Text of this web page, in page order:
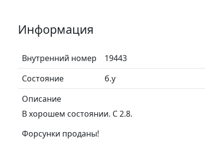
Информация
Внутренний номер
19443
Состояние
б.у
Описание
В хорошем состоянии. С 2.8.
Форсунки проданы!